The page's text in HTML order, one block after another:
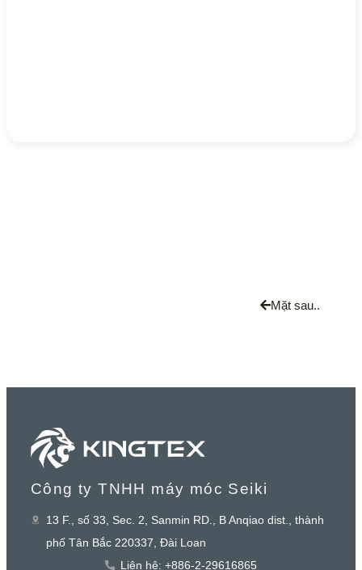
Mặt sau..
Công ty TNHH máy móc Seiki
13 F., số 33, Sec. 2, Sanmin RD., B Anqiao dist., thành
phố Tân Bắc 220337, Đài Loan
Liên hệ: +886-2-29616865